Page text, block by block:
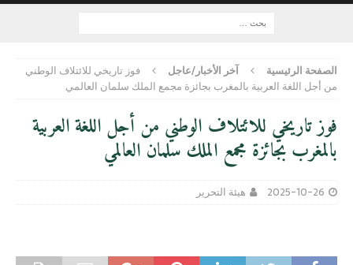
الصفحة الرئيسية آخر الأخبار/عاجل
فوز تاريخي للائتلاف الوطني
من أجل اللغة العربية بالمغرب بجائزة مجمع الملك سلمان العالمي
فوز تاريخي للائتلاف الوطني من أجل اللغة العربية
بالمغرب بجائزة مجمع الملك سلمان العالمي
2025-10-26 هيئة التحرير